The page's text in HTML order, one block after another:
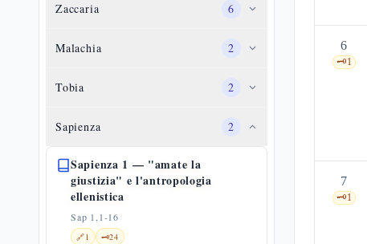
Zaccaria 6
Malachia 2
Tobia 2
Sapienza 2
Sapienza 1 — "amate la
giustizia" e l'antropologia
ellenistica
Sap 1,1-16
🔗1 🗝️24
6
🗝️1
7
🗝️1